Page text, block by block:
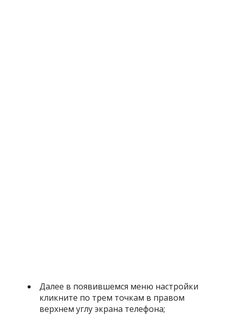
Далее в появившемся меню настройки
кликните по трем точкам в правом
верхнем углу экрана телефона;